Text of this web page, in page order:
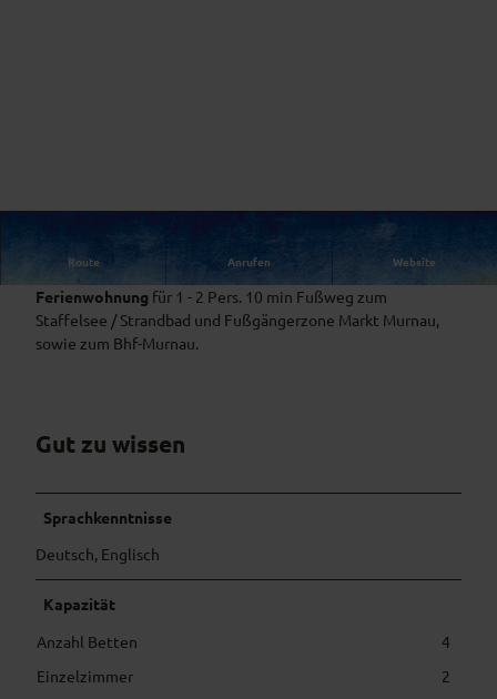
Route Anrufen Website
Ruhige, zentral gelegene, helle 2-Zimmer Souterrain-
Ferienwohnung für 1 - 2 Pers. 10 min Fußweg zum
Staffelsee / Strandbad und Fußgängerzone Markt Murnau,
sowie zum Bhf-Murnau.
Gut zu wissen
Sprachkenntnisse
Deutsch, Englisch
Kapazität
Anzahl Betten
4
Einzelzimmer
2